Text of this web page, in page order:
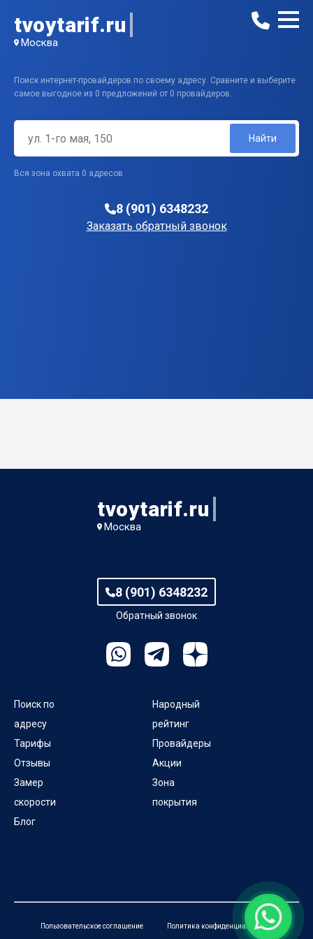
tvoytarif.ru
Москва
Поиск интернет-провайдеров по своему адресу. Сравните и выберите
самое выгодное из 0 предложений от 0 провайдеров.
Найти
Вся зона охвата 0 адресов
8 (901) 6348232
Заказать обратный звонок
tvoytarif.ru
Москва
8 (901) 6348232
Обратный звонок
Поиск по
адресу
Тарифы
Отзывы
Замер
скорости
Блог
Народный
рейтинг
Провайдеры
Акции
Зона
покрытия
Пользовательское соглашение Политика конфиденциальности